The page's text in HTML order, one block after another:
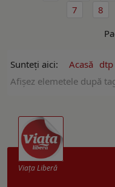
7
8
Sunteți aici: Acasă dtp
Afişez elemetele după
Viaţa Liberă